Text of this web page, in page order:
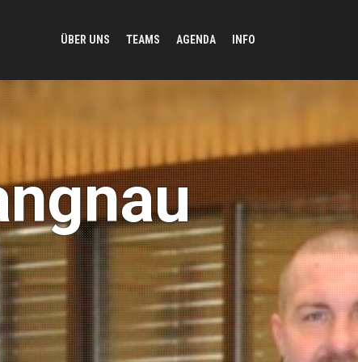
ÜBER UNS TEAMS AGENDA INFO